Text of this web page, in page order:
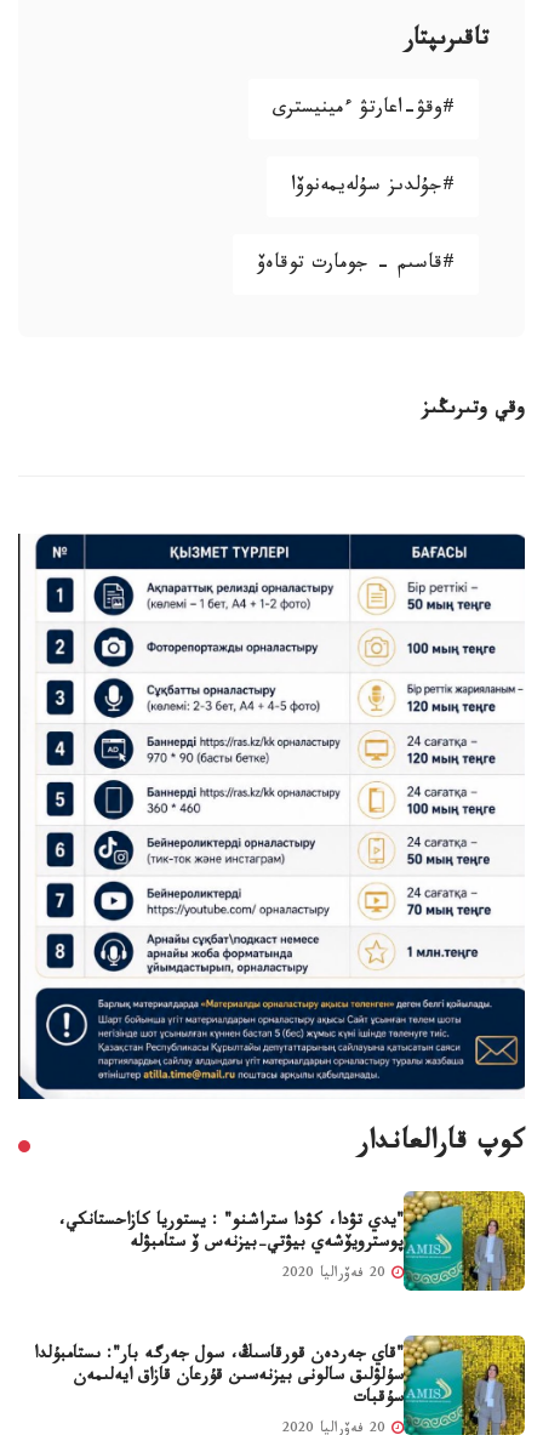
تاقىرىپتار
#وقۋ-اعارتۋ ءمينيسترى
#جۇلدىز سۇلەيمەنوۆا
#قاسىم – جومارت توقاەۆ
وقي وتىرىڭىز
كوپ قارالعاندار
"يدي تۋدا، كۋدا ستراشنو" : يستوريا كازاحستانكي،
پوسترويۆشەي بيۋتي-بيزنەس ۆ ستامبۋلە
"قاي جەردەن قورقاسىڭ، سول جەرگە بار": ىستامبۇلدا
سۇلۋلىق سالونى بيزنەسىن قۇرعان قازاق ايەلىمەن
سۇقبات